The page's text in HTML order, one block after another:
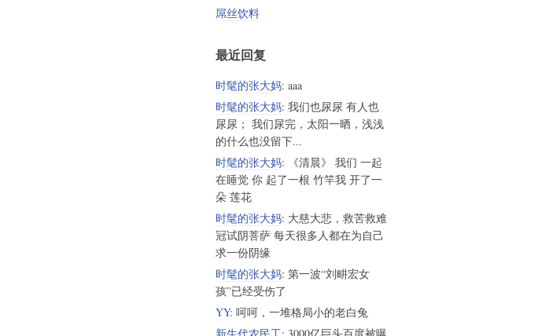
屌丝饮料
最近回复
时髦的张大妈: aaa
时髦的张大妈: 我们也尿尿 有人也
尿尿； 我们尿完，太阳一晒，浅浅
的什么也没留下...
时髦的张大妈: 《清晨》 我们 一起
在睡觉 你 起了一根 竹竿我 开了一
朵 莲花
时髦的张大妈: 大慈大悲，救苦救难
冠试阴菩萨 每天很多人都在为自己
求一份阴缘
时髦的张大妈: 第一波“刘畊宏女
孩”已经受伤了
YY: 呵呵，一堆格局小的老白兔